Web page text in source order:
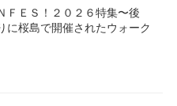
ＦＥＳ！２０２６特集〜後
に桜島で開催されたウォーク